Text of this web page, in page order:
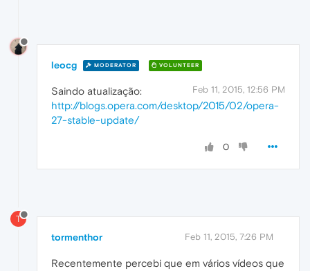
leocg MODERATOR VOLUNTEER
Feb 11, 2015, 12:56 PM
Saindo atualização:
http://blogs.opera.com/desktop/2015/02/opera-
27-stable-update/
0
T
tormenthor Feb 11, 2015, 7:26 PM
Recentemente percebi que em vários vídeos que